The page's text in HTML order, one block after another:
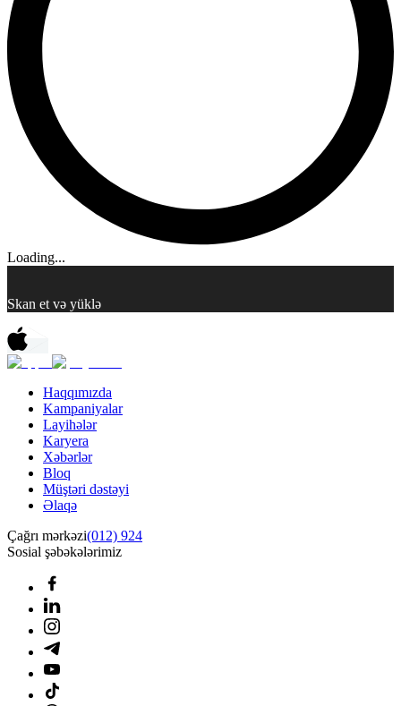
Loading...
Skan et və yüklə
Haqqımızda
Kampaniyalar
Layihələr
Karyera
Xəbərlər
Bloq
Müştəri dəstəyi
Əlaqə
Çağrı mərkəzi(012) 924
Sosial şəbəkələrimiz